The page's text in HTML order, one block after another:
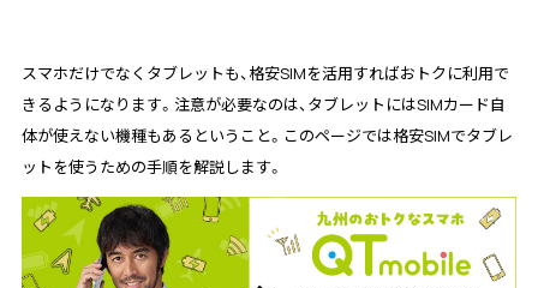
スマホだけでなくタブレットも、格安SIMを活用すればおトクに利用で
きるようになります。注意が必要なのは、タブレットにはSIMカード自
体が使えない機種もあるということ。このページでは格安SIMでタブレ
ットを使うための手順を解説します。